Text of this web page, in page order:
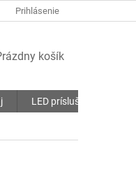
SÚBORY COOKIES
Prihlásenie
košík
LED príslušenstvo